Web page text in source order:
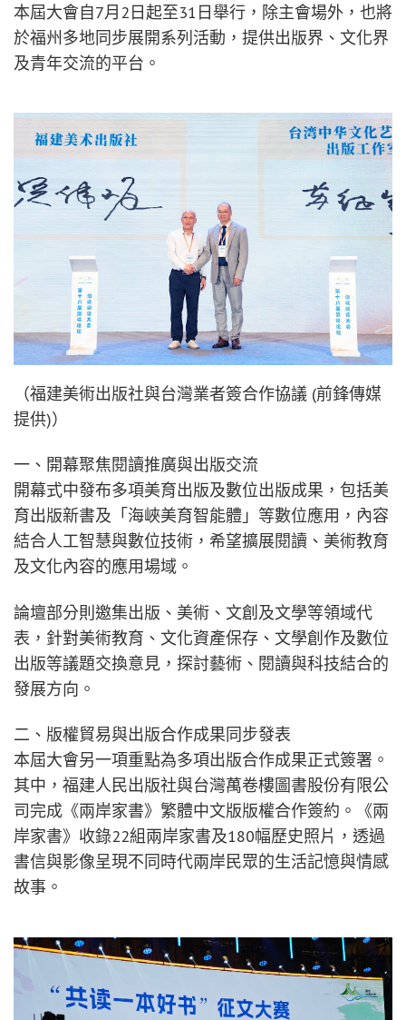
本屆大會自7月2日起至31日舉行，除主會場外，也將
於福州多地同步展開系列活動，提供出版界、文化界
及青年交流的平台。
（福建美術出版社與台灣業者簽合作協議 (前鋒傳媒
提供)）
一、開幕聚焦閱讀推廣與出版交流
開幕式中發布多項美育出版及數位出版成果，包括美
育出版新書及「海峽美育智能體」等數位應用，內容
結合人工智慧與數位技術，希望擴展閱讀、美術教育
及文化內容的應用場域。
論壇部分則邀集出版、美術、文創及文學等領域代
表，針對美術教育、文化資產保存、文學創作及數位
出版等議題交換意見，探討藝術、閱讀與科技結合的
發展方向。
二、版權貿易與出版合作成果同步發表
本屆大會另一項重點為多項出版合作成果正式簽署。
其中，福建人民出版社與台灣萬卷樓圖書股份有限公
司完成《兩岸家書》繁體中文版版權合作簽約。《兩
岸家書》收錄22組兩岸家書及180幅歷史照片，透過
書信與影像呈現不同時代兩岸民眾的生活記憶與情感
故事。